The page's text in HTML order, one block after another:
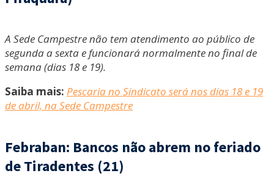
A Sede Campestre não tem atendimento ao público de
segunda a sexta e funcionará normalmente no final de
semana (dias 18 e 19).
Saiba mais: Pescaria no Sindicato será nos dias 18 e 19
de abril, na Sede Campestre
Febraban: Bancos não abrem no feriado
de Tiradentes (21)